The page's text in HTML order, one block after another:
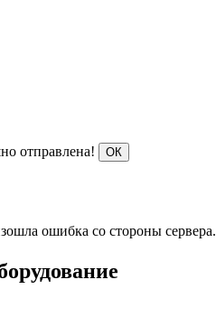
отправлена! ОК
ошибка со стороны сервера.